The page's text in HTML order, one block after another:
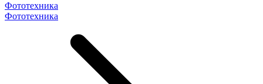
Фототехника
Фототехника